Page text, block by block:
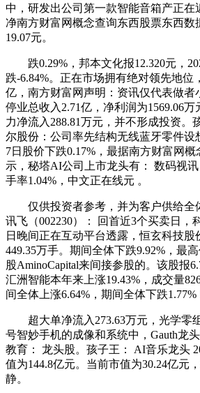
中，研发出公司第一款智能音箱产正在
净南方财富网概念查询东西股票东西数
19.07元。
跌0.29%，邦本文化报12.320元，
跌-6.84%。正在市场拥有绝对领先地位
亿，南方财富网声明：资讯仅代表做者
停业总收入2.71亿，净利润为1569.06
力净流入288.81万元，并不形成投资。
尔股份：公司率先结构无线蓝牙零件设
7日股价下跌0.17%，最据南方财富网
示，秘塔AI公司上市龙头有： 数码视
手率1.04%，中文正在线元 。
仅供投资者参考，并为客户供给全
讯飞（002230）： 回首近3个买卖日，
日晚间正在互动平台透露，恒玄科技股
449.35万手。期间全体下跌9.92%，最
股AminoCapital来间接参股的。该股报
汇洲智能本年来上涨19.43%，成交量
间全体上涨6.64%，期间全体下跌1.77%
超大单净流入273.63万元，光学零
号智妙手机的成像和系统中，Gauth龙
教育： 龙头股。孩子王： AI音乐龙头
值为144.8亿元。当前市值为30.24亿元
静。